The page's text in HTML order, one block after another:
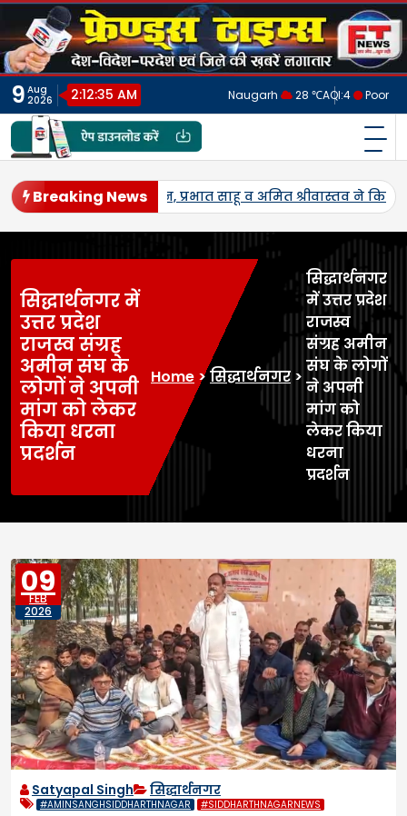
Skip
content
9 Aug
2026
2:12:38 AM Naugarh 28 ℃AQI:4 Poor
फ्रेंड्स टाइम्स
Breaking News
पहली बार एमएसपी पर होगी उड़द-मूंग की खरीद, सलोन के
सिद्धार्थनगर में
उत्तर प्रदेश
राजस्व संग्रह
अमीन संघ के
लोगों ने अपनी
मांग को लेकर
किया धरना
प्रदर्शन
Home >सिद्धार्थनगर >
सिद्धार्थनगर
में उत्तर प्रदेश
राजस्व
संग्रह अमीन
संघ के लोगों
ने अपनी
मांग को
लेकर किया
धरना
प्रदर्शन
09
FEB
2026
Satyapal Singh सिद्धार्थनगर
#AMINSANGHSIDDHARTHNAGAR #SIDDHARTHNAGARNEWS